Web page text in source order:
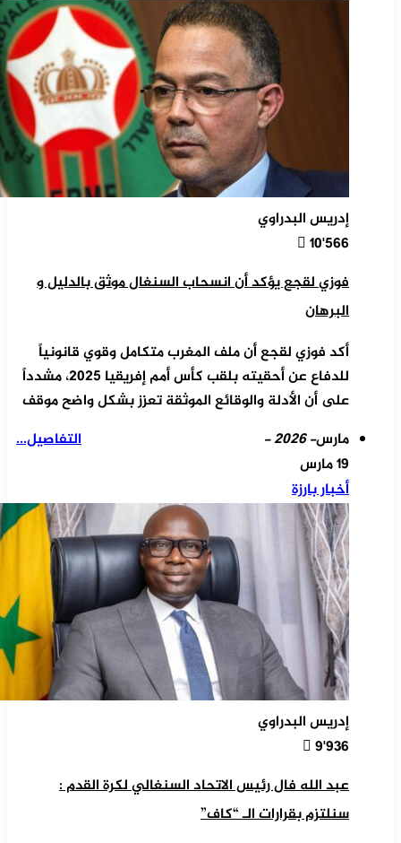
إدريس البدراوي
10٬566
فوزي لقجع يؤكد أن انسحاب السنغال موثق بالدليل و
البرهان
أكد فوزي لقجع أن ملف المغرب متكامل وقوي قانونياً
للدفاع عن أحقيته بلقب كأس أمم إفريقيا 2025، مشدداً
على أن الأدلة والوقائع الموثقة تعزز بشكل واضح موقف
التفاصيل...
مارس- 2026 -
19 مارس
أخبار بارزة
إدريس البدراوي
9٬936
عبد الله فال رئيس الاتحاد السنغالي لكرة القدم :
سنلتزم بقرارات الـ “كاف”